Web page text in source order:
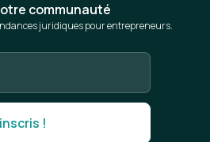
communauté
juridiques pour entrepreneurs.